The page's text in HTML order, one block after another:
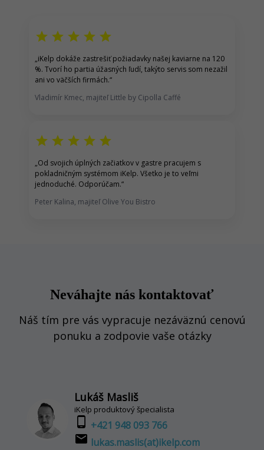
star star star star star
„iKelp dokáže zastrešiť požiadavky našej kaviarne na 120
%. Tvorí ho partia úžasných ľudí, takýto servis som nezažil
ani vo väčších firmách.“
Vladimír Kmec, majiteľ Little by Cipolla Caffé
star star star star star
„Od svojich úplných začiatkov v gastre pracujem s
pokladničným systémom iKelp. Všetko je to veľmi
jednoduché. Odporúčam.“
Peter Kalina, majiteľ Olive You Bistro
Neváhajte nás kontaktovať
Náš tím pre vás vypracuje nezáväznú cenovú
ponuku a zodpovie vaše otázky
Lukáš Masliš
iKelp produktový špecialista
phone_android +421 948 093 766
email lukas.maslis(at)ikelp.com